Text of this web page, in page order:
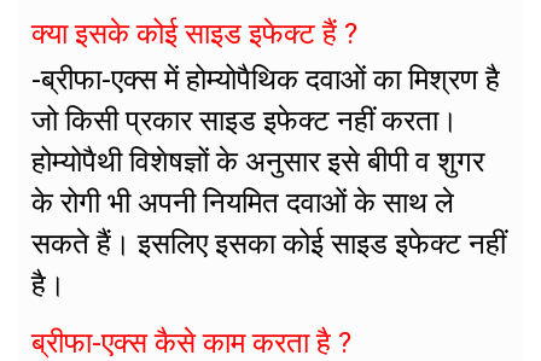
क्या इसके कोई साइड इफेक्ट हैं ?
-ब्रीफा-एक्स में होम्योपैथिक दवाओं का मिश्रण है
जो किसी प्रकार साइड इफेक्ट नहीं करता।
होम्योपैथी विशेषज्ञों के अनुसार इसे बीपी व शुगर
के रोगी भी अपनी नियमित दवाओं के साथ ले
सकते हैं। इसलिए इसका कोई साइड इफेक्ट नहीं
है।
ब्रीफा-एक्स कैसे काम करता है ?